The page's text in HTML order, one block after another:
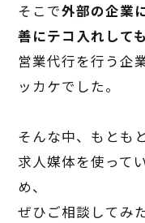
そこで外部の企業
善にテコ入れして
営業代行を行う企
ッカケでした。
そんな中、もとも
求人媒体を使って
め、
ぜひご相談してみ